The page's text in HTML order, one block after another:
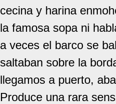
cecina y harina
la famosa sopa ni
a veces el barco se
saltaban sobre la
llegamos a puerto,
Produce una rara